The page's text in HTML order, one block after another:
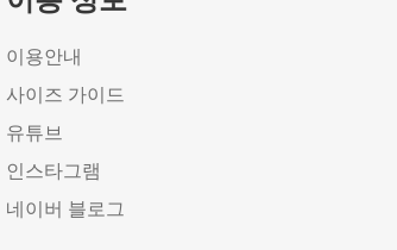
이용안내
사이즈 가이드
유튜브
인스타그램
네이버 블로그